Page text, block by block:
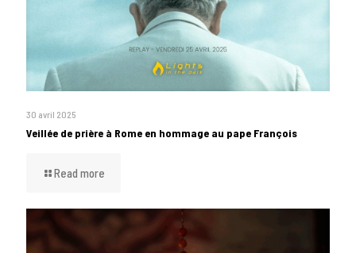
30 avril 2025
Veillée de prière à Rome en hommage au pape François
Read more